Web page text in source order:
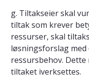
g. Tiltakseier skal
tiltak som krever
ressurser, skal
løsningsforslag
ressursbehov.
tiltaket iverksettes.